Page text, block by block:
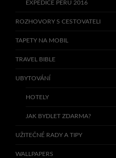
EXPEDICE PERU 2016
ROZHOVORY S CESTOVATELI
TAPETY NA MOBIL
TRAVEL BIBLE
UBYTOVÁNÍ
HOTELY
JAK BYDLET ZDARMA?
UŽITEČNÉ RADY A TIPY
WALLPAPERS